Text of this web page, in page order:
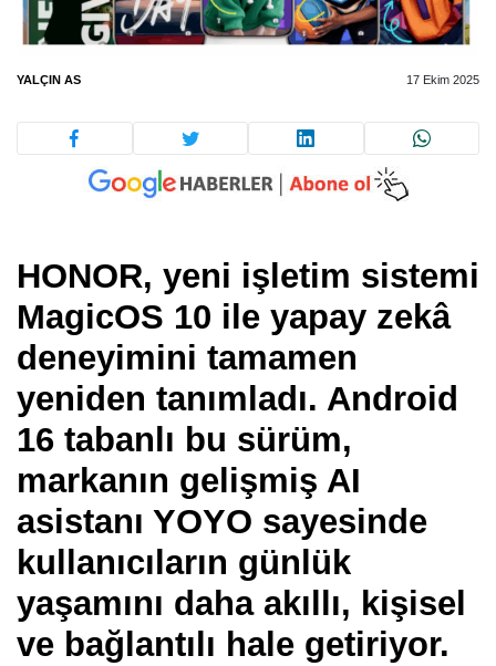
YALÇIN AS 17 Ekim 2025
HONOR, yeni işletim sistemi
MagicOS 10 ile yapay zekâ
deneyimini tamamen
yeniden tanımladı. Android
16 tabanlı bu sürüm,
markanın gelişmiş AI
asistanı YOYO sayesinde
kullanıcıların günlük
yaşamını daha akıllı, kişisel
ve bağlantılı hale getiriyor.